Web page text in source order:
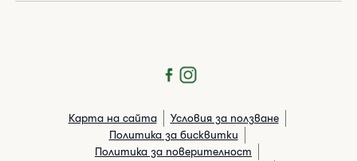
Карта на сайта
Условия за ползване
Политика за бисквитки
Политика за поверителност